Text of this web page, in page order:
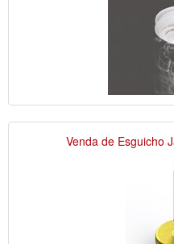
Venda de Esguicho